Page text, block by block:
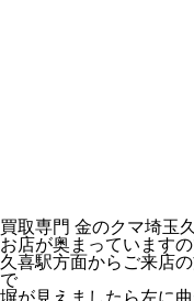
買取専門 金のクマ埼玉
お店が奥まっています
久喜駅方面からご来店
で
塀が見えましたら左に